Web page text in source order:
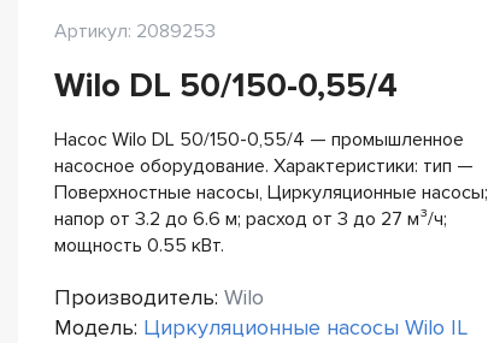
Артикул: 2089253
Wilo DL 50/150-0,55/4
Насос Wilo DL 50/150-0,55/4 — промышленное
насосное оборудование. Характеристики: тип —
Поверхностные насосы, Циркуляционные насосы;
напор от 3.2 до 6.6 м; расход от 3 до 27 м³/ч;
мощность 0.55 кВт.
Производитель: Wilo
Модель: Циркуляционные насосы Wilo IL